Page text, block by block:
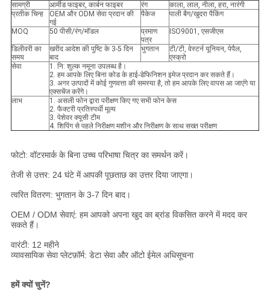
सामग्री आर्मीड फाइबर, कार्बन फाइबर रंग
काला, लाल, नीला, हरा, नारंगी
प्रतीक चिन्ह
OEM और ODM सेवा प्रदान की
गई
पैकेज पाली बैग/खुदरा पैकिंग
MOQ 50 पीसी/रंग/मॉडल
प्रमाण
पत्र
ISO9001, एसजीएस
डिलीवरी का
समय
खरीद आदेश की पुष्टि के 3-5 दिन
बाद
भुगतान
टी/टी, वेस्टर्न यूनियन, पेपैल,
एस्क्रो
सेवा
1. नि: शुल्क नमूना उपलब्ध है।
2. हम आपके लिए बिना कोड के हाई-डेफिनिशन इमेज प्रदान कर सकते हैं।
3. अगर उत्पादों में कोई गुणवत्ता की समस्या है, तो हम आपके लिए वापस आ जाएंगे या
एक्सचेंज करेंगे।
लाभ
1. असली फोन द्वारा परीक्षण किए गए सभी फोन केस
2. फैक्टरी प्रतिस्पर्धी मूल्य
3. पेशेवर क्यूसी टीम
4. शिपिंग से पहले निरीक्षण मशीन और निरीक्षण के साथ सख्त परीक्षण
फोटो: वॉटरमार्क के बिना उच्च परिभाषा चित्र का समर्थन करें।
तेजी से उत्तर: 24 घंटे में आपकी पूछताछ का उत्तर दिया जाएगा।
त्वरित वितरण: भुगतान के 3-7 दिन बाद।
OEM / ODM सेवाएं: हम आपको अपना खुद का ब्रांड विकसित करने में मदद कर
सकते हैं।
वारंटी: 12 महीने
व्यावसायिक सेवा प्लेटफ़ॉर्म: डेटा सेवा और ऑटो ईमेल अधिसूचना
हमें क्यों चुनें?